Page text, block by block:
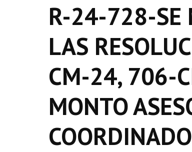
R-24-728-SE
LAS
CM-24, 706-
MONTO